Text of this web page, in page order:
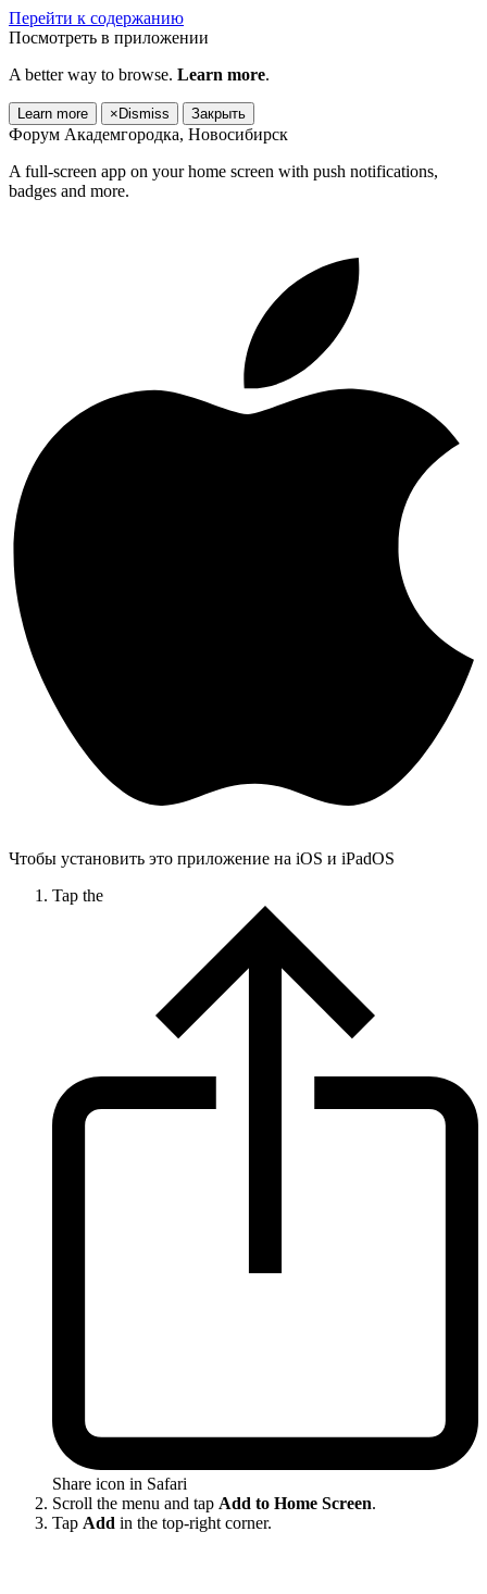
Перейти к содержанию
Посмотреть в приложении
A better way to browse. Learn more.
Learn more × Dismiss Закрыть
Форум Академгородка, Новосибирск
A full-screen app on your home screen with push notifications,
badges and more.
Чтобы установить это приложение на iOS и iPadOS
Tap the
Share icon in Safari
Scroll the menu and tap Add to Home Screen.
Tap Add in the top-right corner.